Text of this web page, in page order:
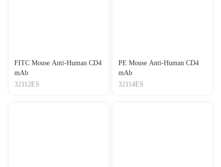
FITC Mouse Anti-Human CD4
mAb
32112ES
PE Mouse Anti-Human CD4
mAb
32114ES